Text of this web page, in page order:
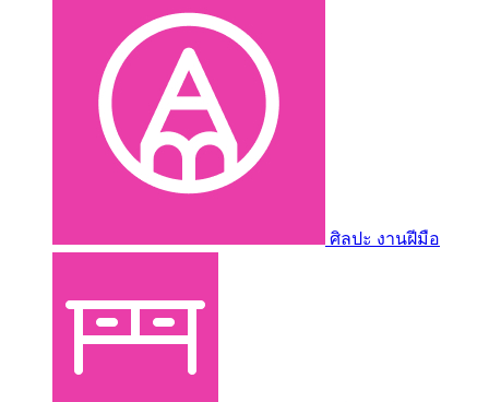
ศิลปะ งานฝีมือ